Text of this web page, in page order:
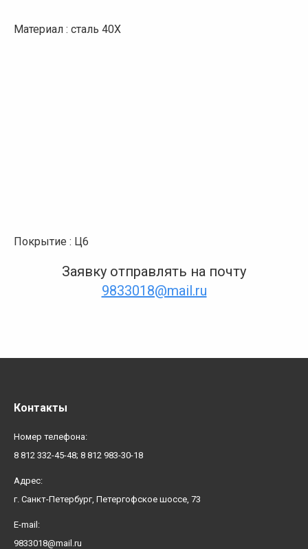
Материал : сталь 40Х
Покрытие : Ц6
Заявку отправлять на почту
9833018@mail.ru
Контакты
Номер телефона:
8 812 332-45-48; 8 812 983-30-18
Адрес:
г. Санкт-Петербург, Петергофское шоссе, 73
E-mail:
9833018@mail.ru